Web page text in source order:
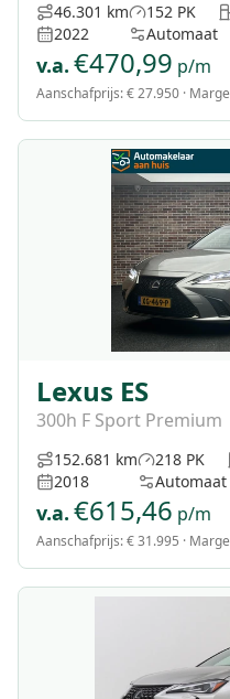
46.301 km
2022
152 PK
Automaat
v.a. €470,99 p/m
Aanschafprijs:€ 27.950 · Marge
Lexus ES
300h F Sport Premium
152.681 km
2018
218 PK
Automaat
v.a. €615,46 p/m
Aanschafprijs:€ 31.995 · Marge